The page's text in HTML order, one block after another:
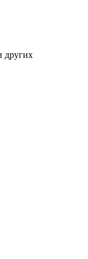
других